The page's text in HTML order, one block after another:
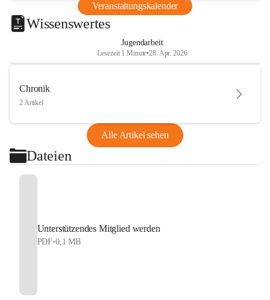
Veranstaltungskalender
Wissenswertes
Jugendarbeit
Lesezeit 1 Minute•28. Apr. 2026
Chronik
2 Artikel
Alle Artikel sehen
Dateien
Unterstützendes Mitglied werden
PDF•0,1 MB